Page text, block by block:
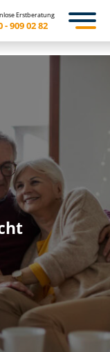
Erstberatung
- 909 02 82